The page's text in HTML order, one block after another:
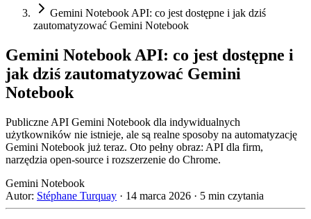
Gemini Notebook API: co jest dostępne i jak dziś
zautomatyzować Gemini Notebook
Gemini Notebook API: co jest dostępne i
jak dziś zautomatyzować Gemini
Notebook
Publiczne API Gemini Notebook dla indywidualnych
użytkowników nie istnieje, ale są realne sposoby na automatyzację
Gemini Notebook już teraz. Oto pełny obraz: API dla firm,
narzędzia open-source i rozszerzenie do Chrome.
Gemini Notebook
Autor: Stéphane Turquay · 14 marca 2026 · 5 min czytania